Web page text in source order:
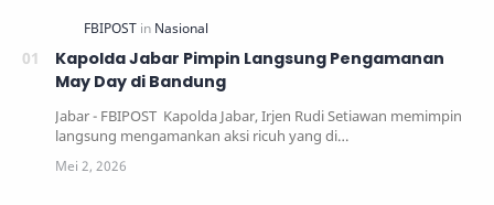
Kapolda Jabar Pimpin Langsung Pengamanan
May Day di Bandung
Jabar - FBIPOST Kapolda Jabar, Irjen Rudi Setiawan memimpin
langsung mengamankan aksi ricuh yang di…